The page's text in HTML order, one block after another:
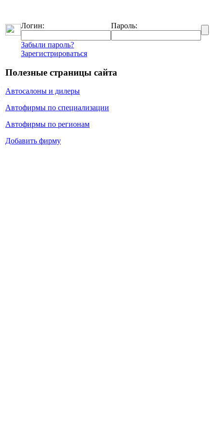
Логин: Пароль:
Забыли пароль?
Зарегистрироваться
Полезные страницы сайта
Автосалоны и дилеры
Автофирмы по специализации
Автофирмы по регионам
Добавить фирму